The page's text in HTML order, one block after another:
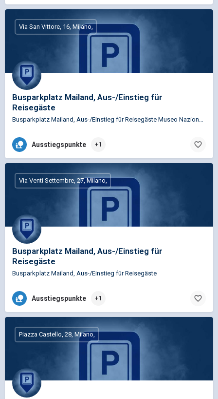
Busparkplatz Mailand, Aus-/Einstieg für
Reisegäste
Via San Vittore, 16, Milano,
Ausstiegspunkte +1
Busparkplatz Mailand, Aus-/Einstieg für
Reisegäste
Busparkplatz Mailand, Aus-/Einstieg für Reisegäste
Via Venti Settembre, 27, Milano,
Ausstiegspunkte +1
Piazza Castello, 28, Milano,